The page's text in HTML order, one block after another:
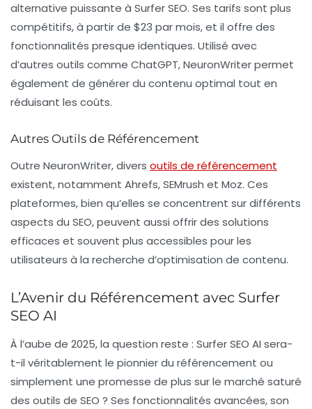
alternative puissante à Surfer SEO. Ses tarifs sont plus
compétitifs, à partir de $23 par mois, et il offre des
fonctionnalités presque identiques. Utilisé avec
d’autres outils comme ChatGPT, NeuronWriter permet
également de générer du contenu optimal tout en
réduisant les coûts.
Autres Outils de Référencement
Outre NeuronWriter, divers outils de référencement
existent, notamment Ahrefs, SEMrush et Moz. Ces
plateformes, bien qu’elles se concentrent sur différents
aspects du SEO, peuvent aussi offrir des solutions
efficaces et souvent plus accessibles pour les
utilisateurs à la recherche d’optimisation de contenu.
L’Avenir du Référencement avec Surfer
SEO AI
À l’aube de 2025, la question reste : Surfer SEO AI sera-
t-il véritablement le pionnier du référencement ou
simplement une promesse de plus sur le marché saturé
des outils de SEO ? Ses fonctionnalités avancées, son